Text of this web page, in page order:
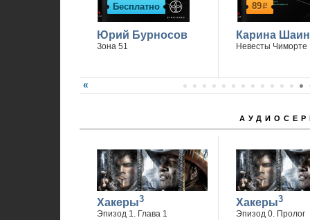
Бесплатно
Юрий Бурносов
Зона 51
89р
Карина
Невесты Чиморте
Хакеры3
Эпизод 1. Глава 1
Хакеры3
Эпизод 0. Пролог